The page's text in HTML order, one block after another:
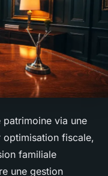
via une
optimisation fiscale,
familiale
une gestion